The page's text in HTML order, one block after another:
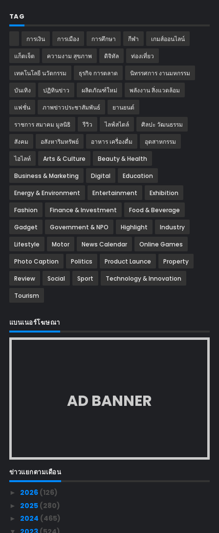
TAG
การเงิน การเมือง การศึกษา กีฬา เกมส์ออนไลน์
แก็ตเจ็ต ความงาม สุขภาพ ดิจิทัล ท่องเที่ยว
เทคโนโลยี นวัตกรรม ธุรกิจ การตลาด นิทรรศการ งานมหกรรม
บันเทิง ปฏิทินข่าว ผลิตภัณฑ์ใหม่ พลังงาน สิ่งแวดล้อม
แฟชั่น ภาพข่าวประชาสัมพันธ์ ‎ยานยนต์‎
ราชการ สมาคม มูลนิธิ รีวิว ไลฟ์สไตล์ ศิลปะ วัฒนธรรม
สังคม อสังหาริมทรัพย์ อาหาร เครื่องดื่ม อุตสาหกรรม
ไฮไลท์ Arts & Culture Beauty & Health
Business & Marketing Digital Education
Energy & Environment Entertainment Exhibition
Fashion Finance & Investment Food & Beverage
Gadget Government & NPO Highlight Industry
Lifestyle Motor News Calendar Online Games
Photo Caption Politics Product Launce Property
Review Social Sport Technology & Innovation
Tourism
แบนเนอร์โฆษณา
AD BANNER
ข่าวแยกตามเดือน
► 2026 (126)
► 2025 (280)
► 2024 (465)